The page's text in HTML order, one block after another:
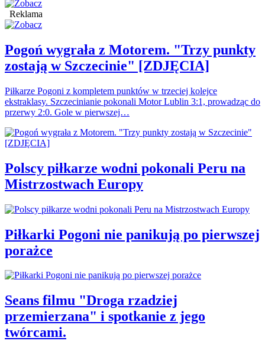
Reklama
Pogoń wygrała z Motorem. "Trzy punkty
zostają w Szczecinie" [ZDJĘCIA]
Piłkarze Pogoni z kompletem punktów w trzeciej kolejce
ekstraklasy. Szczecinianie pokonali Motor Lublin 3:1, prowadząc do
przerwy 2:0. Gole w pierwszej…
Polscy piłkarze wodni pokonali Peru na
Mistrzostwach Europy
Piłkarki Pogoni nie panikują po pierwszej
porażce
Seans filmu "Droga rzadziej
przemierzana" i spotkanie z jego
twórcami.